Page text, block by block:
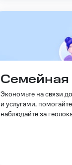
Семейная
Экономьте на связи
и услугами,
наблюдайте за